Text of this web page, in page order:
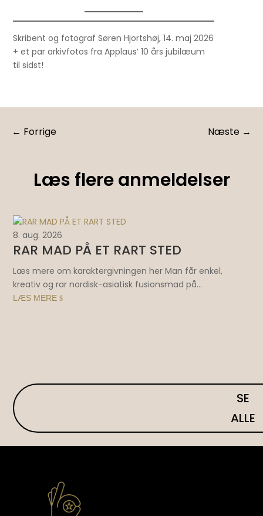
Skribent og fotograf Søren Hjortshøj, 14. maj 2026
+ et par arkivfotos fra Applaus’ 10 års jubilæum
til sidst!
← Forrige Næste →
Læs flere anmeldelser
8. aug. 2026
RAR MAD PÅ ET RART STED
Læs mere om karaktergivningen her Man får enkel,
kreativ og rar nordisk-asiatisk fusionsmad på...
LÆS MERE $
SE
ALLE